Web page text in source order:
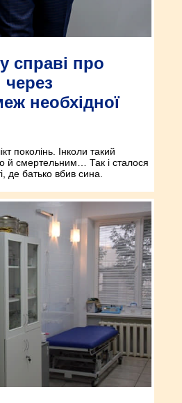
справі про
необхідної
поколінь. Інколи такий
й смертельним… Так і сталося
де батько вбив сина.